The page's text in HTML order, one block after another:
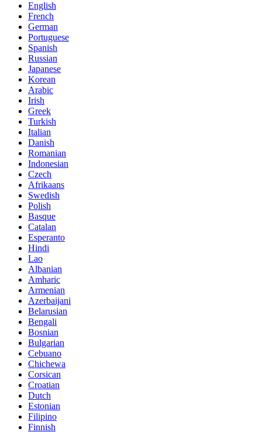
English
French
German
Portuguese
Spanish
Russian
Japanese
Korean
Arabic
Irish
Greek
Turkish
Italian
Danish
Romanian
Indonesian
Czech
Afrikaans
Swedish
Polish
Basque
Catalan
Esperanto
Hindi
Lao
Albanian
Amharic
Armenian
Azerbaijani
Belarusian
Bengali
Bosnian
Bulgarian
Cebuano
Chichewa
Corsican
Croatian
Dutch
Estonian
Filipino
Finnish